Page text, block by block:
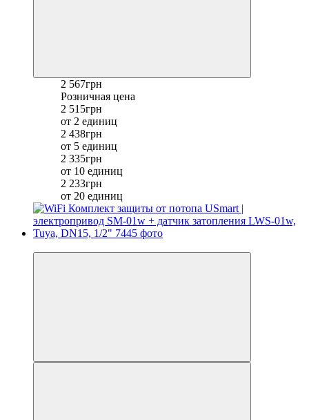
2 567грн
Розничная цена
2 515грн
от 2 единиц
2 438грн
от 5 единиц
2 335грн
от 10 единиц
2 233грн
от 20 единиц